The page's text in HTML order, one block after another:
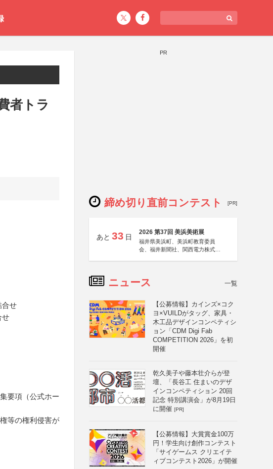
者トラ
合せ
せ
要項（公式ホー
等の権利侵害が
PR
締め切り直前コンテスト [PR]
あと 33 日
2026 第37回 美浜美術展
福井県美浜町、美浜町教育委員
会、福井新聞社、関西電力株式会
ニュース 一覧
【公募情報】カインズ×コク
ヨ×VUILDがタッグ、家具・
木工品デザインコンペティシ
ョン「CDM Digi Fab
COMPETITION 2026」を初
開催
乾久美子や藤本壮介らが登
壇、「長谷工 住まいのデザ
インコンペティション 20回
記念 特別講演会」が8月19日
に開催 [PR]
【公募情報】大賞賞金100万
円！学生向け創作コンテスト
「サイゲームス クリエイテ
ィブコンテスト2026」が開催